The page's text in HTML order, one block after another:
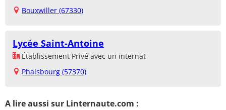
Bouxwiller (67330)
Lycée Saint-Antoine
Établissement Privé avec un internat
Phalsbourg (57370)
A lire aussi sur Linternaute.com :